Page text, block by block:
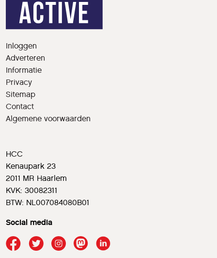
Inloggen
Adverteren
Informatie
Privacy
Sitemap
Contact
Algemene voorwaarden
HCC
Kenaupark 23
2011 MR Haarlem
KVK: 30082311
BTW: NL007084080B01
Social media